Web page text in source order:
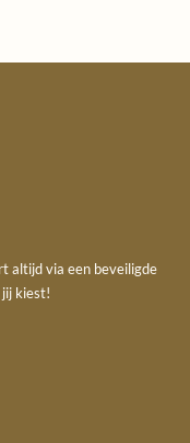
altijd via een beveiligde
kiest!